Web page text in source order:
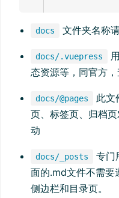
docs 文件夹名称
docs/.vuepress
态资源等，同官方
docs/@pages
此文
页、标签页、归档
动
docs/_posts
专门
面的.md文件不需要
侧边栏和目录页。